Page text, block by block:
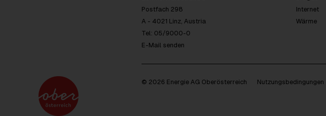
Postfach 298
A - 4021 Linz, Austria
Tel: 05/9000-0
E-Mail senden
Internet
Wärme
© 2026 Energie AG Oberösterreich Nutzungsbedingungen